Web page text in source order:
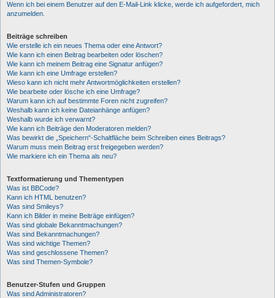
Wenn ich bei einem Benutzer auf den E-Mail-Link klicke, werde ich aufgefordert, mich
anzumelden.
Beiträge schreiben
Wie erstelle ich ein neues Thema oder eine Antwort?
Wie kann ich einen Beitrag bearbeiten oder löschen?
Wie kann ich meinem Beitrag eine Signatur anfügen?
Wie kann ich eine Umfrage erstellen?
Wieso kann ich nicht mehr Antwortmöglichkeiten erstellen?
Wie bearbeite oder lösche ich eine Umfrage?
Warum kann ich auf bestimmte Foren nicht zugreifen?
Weshalb kann ich keine Dateianhänge anfügen?
Weshalb wurde ich verwarnt?
Wie kann ich Beiträge den Moderatoren melden?
Was bewirkt die „Speichern“-Schaltfläche beim Schreiben eines Beitrags?
Warum muss mein Beitrag erst freigegeben werden?
Wie markiere ich ein Thema als neu?
Textformatierung und Thementypen
Was ist BBCode?
Kann ich HTML benutzen?
Was sind Smileys?
Kann ich Bilder in meine Beiträge einfügen?
Was sind globale Bekanntmachungen?
Was sind Bekanntmachungen?
Was sind wichtige Themen?
Was sind geschlossene Themen?
Was sind Themen-Symbole?
Benutzer-Stufen und Gruppen
Was sind Administratoren?